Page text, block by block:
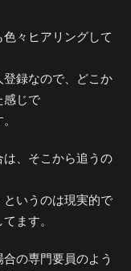
々ヒアリングして
録なので、どこか
感じで
、そこから追うの
いうのは現実的で
ます。
の専門要員のよう